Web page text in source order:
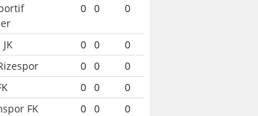
0 0 0
0 0
0
0 0
0
0 0
0
FK 0 0
0